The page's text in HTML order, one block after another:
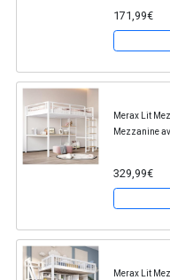
171,99€
Merax Lit
Mezzanine
329,99€
Merax Lit